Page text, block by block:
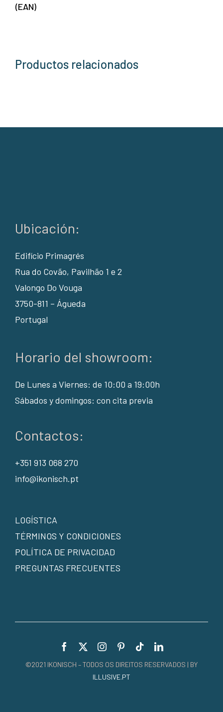
(EAN)
Productos relacionados
Ubicación:
Edifício Primagrés
Rua do Covão, Pavilhão 1 e 2
Valongo Do Vouga
3750-811 – Águeda
Portugal
Horario del showroom:
De Lunes a Viernes: de 10:00 a 19:00h
Sábados y domingos: con cita previa
Contactos:
+351 913 068 270
info@ikonisch.pt
LOGÍSTICA
TÉRMINOS Y CONDICIONES
POLÍTICA DE PRIVACIDAD
PREGUNTAS FRECUENTES
©2021 IKONISCH – TODOS OS DIREITOS RESERVADOS | BY
ILLUSIVE.PT